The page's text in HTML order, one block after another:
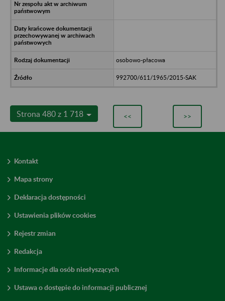
osobowo-płacowa
992700/611/1965/2015-SAK
Strona 480 z 1 718 << >>
Kontakt
Mapa strony
Deklaracja dostępności
Ustawienia plików cookies
Rejestr zmian
Redakcja
Informacje dla osób niesłyszących
Ustawa o dostępie do informacji publicznej